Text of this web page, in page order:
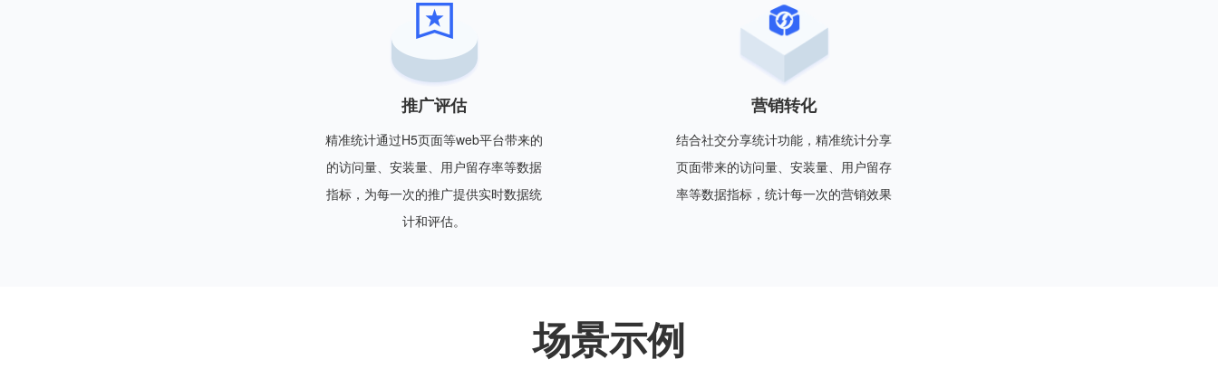
推广评估
精准统计通过H5页面等web平台带来的
的访问量、安装量、用户留存率等数据
指标，为每一次的推广提供实时数据统
计和评估。
营销转化
结合社交分享统计功能，精准统计分享
页面带来的访问量、安装量、用户留存
率等数据指标，统计每一次的营销效果
场景示例